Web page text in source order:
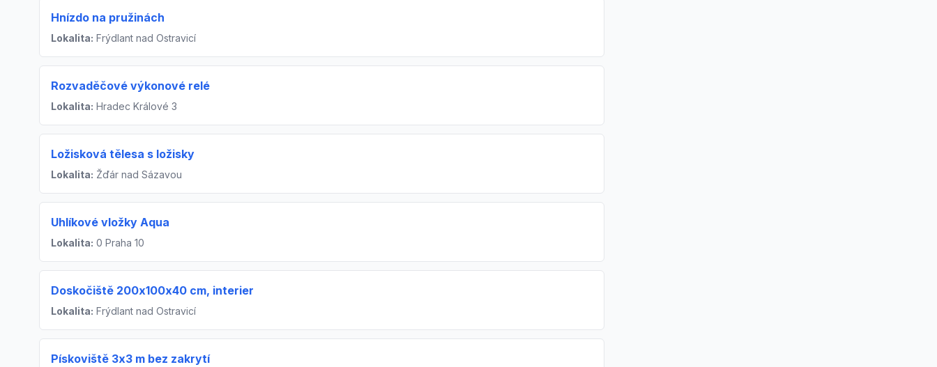
Hnízdo na pružinách
Lokalita: Frýdlant nad Ostravicí
Rozvaděčové výkonové relé
Lokalita: Hradec Králové 3
Ložisková tělesa s ložisky
Lokalita: Žďár nad Sázavou
Uhlíkové vložky Aqua
Lokalita: 0 Praha 10
Doskočiště 200x100x40 cm, interier
Lokalita: Frýdlant nad Ostravicí
Pískoviště 3x3 m bez zakrytí